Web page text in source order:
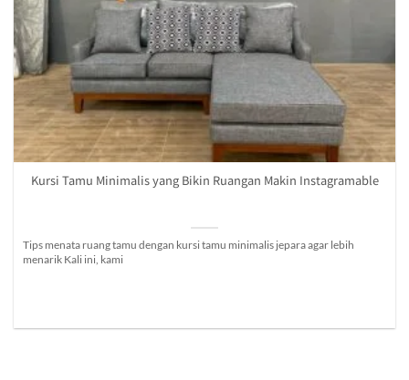
Kursi Tamu Minimalis yang Bikin Ruangan Makin Instagramable
Tips menata ruang tamu dengan kursi tamu minimalis jepara agar lebih
menarik Kali ini, kami